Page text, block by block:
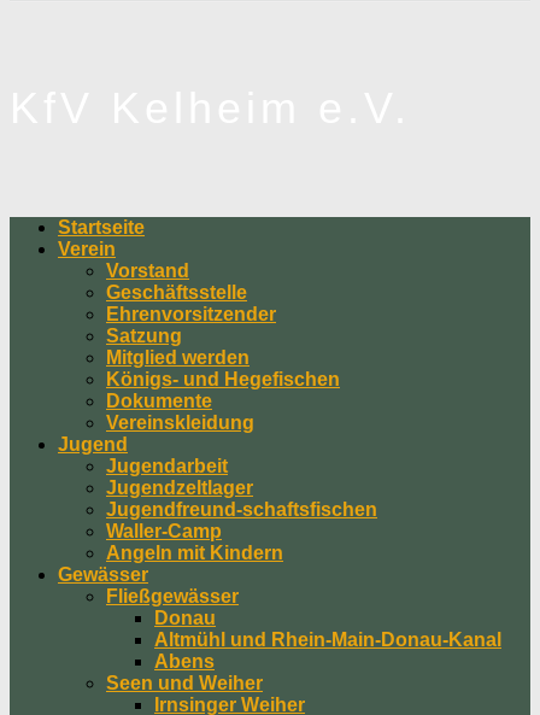
Startseite
Verein
Vorstand
Geschäftsstelle
Ehrenvorsitzender
Satzung
Mitglied werden
Königs- und Hegefischen
Dokumente
Vereinskleidung
Jugend
Jugendarbeit
Jugendzeltlager
Jugendfreund-schaftsfischen
Waller-Camp
Angeln mit Kindern
Gewässer
Fließgewässer
Donau
Altmühl und Rhein-Main-Donau-Kanal
Abens
Seen und Weiher
Irnsinger Weiher